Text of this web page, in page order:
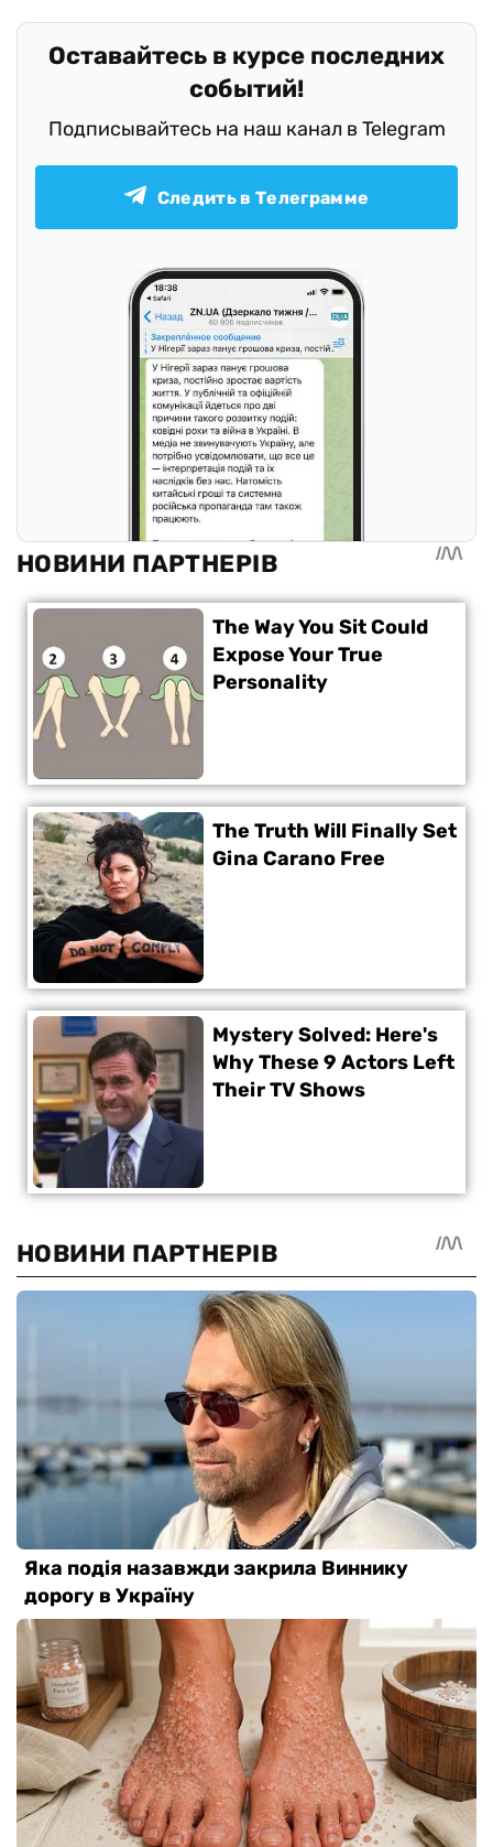
Оставайтесь в курсе последних
событий!
Подписывайтесь на наш канал в Telegram
Следить в Телеграмме